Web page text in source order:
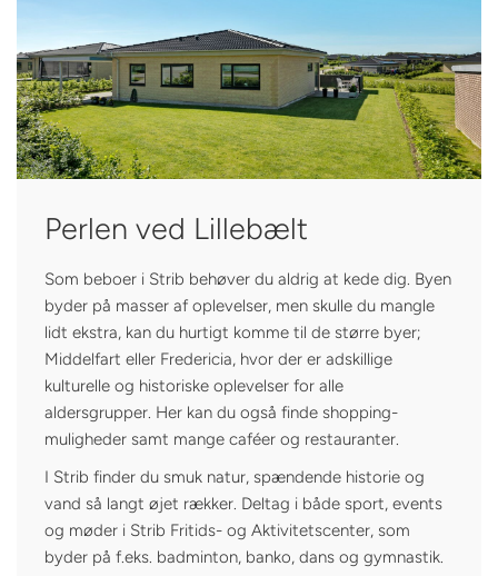
Perlen ved Lillebælt
Som beboer i Strib behøver du aldrig at kede dig. Byen
byder på masser af oplevelser, men skulle du mangle
lidt ekstra, kan du hurtigt komme til de større byer;
Middelfart eller Fredericia, hvor der er adskillige
kulturelle og historiske oplevelser for alle
aldersgrupper. Her kan du også finde shopping-
muligheder samt mange caféer og restauranter.
I Strib finder du smuk natur, spændende historie og
vand så langt øjet rækker. Deltag i både sport, events
og møder i Strib Fritids- og Aktivitetscenter, som
byder på f.eks. badminton, banko, dans og gymnastik.